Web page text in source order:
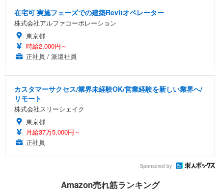
在宅可 実施フェーズでの建築Revitオペレーター
株式会社アルファコーポレーション
東京都
時給2,000円～
正社員 / 派遣社員
カスタマーサクセス/業界未経験OK/営業経験を新しい業界へ/
リモート
株式会社スリーシェイク
東京都
月給37万5,000円～
正社員
Sponsored by
Amazon売れ筋ランキング